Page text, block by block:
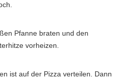
Pfanne braten und den
vorheizen.
ist auf der Pizza verteilen. Dann